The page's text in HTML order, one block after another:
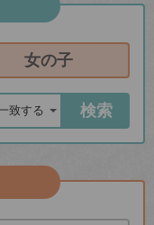
女の子
検索